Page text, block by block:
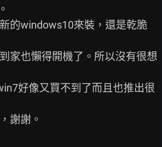
的windows10來裝，還是乾脆
家也懶得開機了。所以沒有很想
好像又買不到了而且也推出很
謝謝。